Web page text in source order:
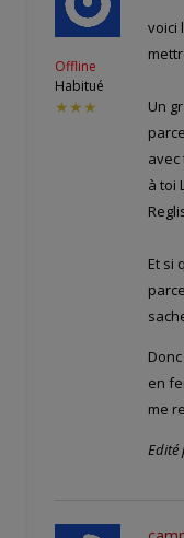
Offline
Habitué
★★★
voici
Un
avec
à toi
Et si
en
me
Edité